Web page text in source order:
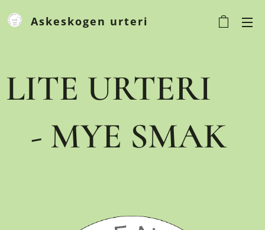
Askeskogen urteri
LITE URTERI
- MYE SMAK